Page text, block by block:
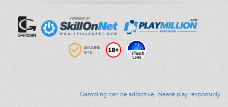
Gambling can be addictive, please play responsibly